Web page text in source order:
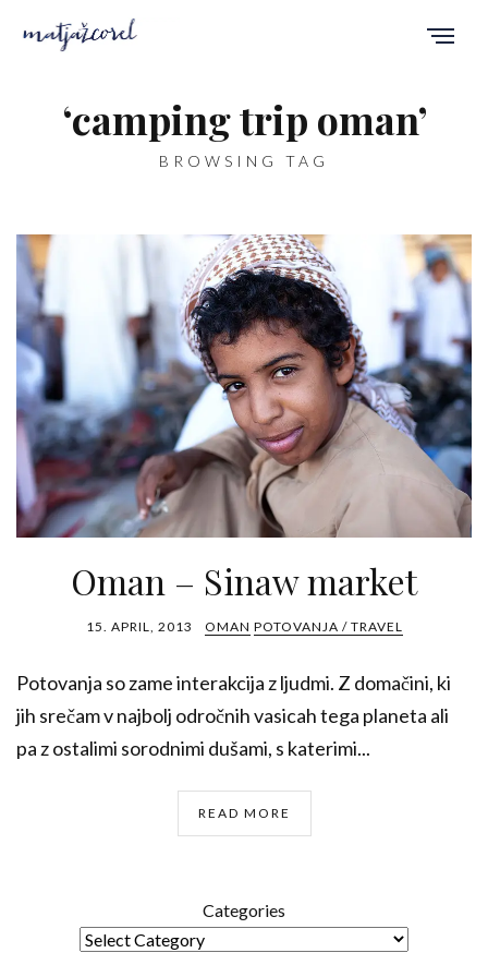
‘camping trip oman’
BROWSING TAG
Oman – Sinaw market
15. APRIL, 2013 OMAN POTOVANJA / TRAVEL
Potovanja so zame interakcija z ljudmi. Z domačini, ki
jih srečam v najbolj odročnih vasicah tega planeta ali
pa z ostalimi sorodnimi dušami, s katerimi...
READ MORE
Categories